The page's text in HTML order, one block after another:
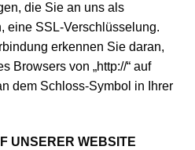
die Sie an uns als
eine SSL-Verschlüsselung.
erkennen Sie daran,
Browsers von „http://“ auf
dem Schloss-Symbol in Ihrer
UNSERER WEBSITE